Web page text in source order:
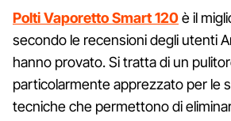
Polti Vaporetto Smart 120è il
secondo le recensioni degli utenti
hanno provato. Si tratta di un
particolarmente apprezzato per le
tecniche che permettono di